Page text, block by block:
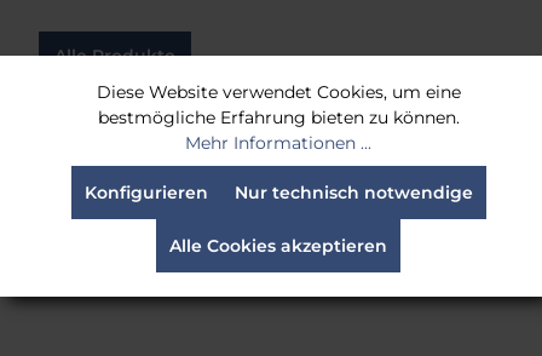
Alle Produkte
Wir helfen Ihnen weiter
Diese Website verwendet Cookies, um eine
bestmögliche Erfahrung bieten zu können.
Mehr Informationen ...
Nur technisch notwendige
Konfigurieren
Alle Cookies akzeptieren